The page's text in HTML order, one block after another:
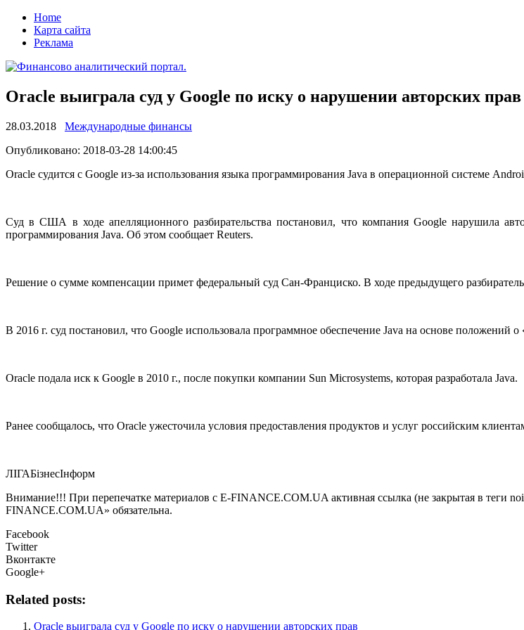
Home
Карта сайта
Реклама
Oracle выиграла суд у Google по иску о нарушении авторских прав
28.03.2018
Международные финансы
Oпубликoвaнo: 2018-03-28 14:00:45
Oracle судится с Google из-зa использования языка программирования Java в операционной системе
Суд в США в ходе апелляционного разбирательства постановил, что компания Google нарушила
программирования Java. Об этом сообщает Reuters.
Решение о сумме компенсации примет федеральный суд Сан-Франциско. В ходе предыдущего
В 2016 г. суд постановил, что Google использовала программное обеспечение Java на основе положений
Oracle подала иск к Google в 2010 г., после покупки компании Sun Microsystems, которая разработала Java.
Ранее сообщалось, что Oracle ужесточила условия предоставления продуктов и услуг российским
ЛIГАБiзнесIнформ
Внимание!!! При перепечатке материалов с E-FINANCE.COM.UA активная ссылка (не закрытая в теги
FINANCE.COM.UA» обязательна.
Facebook
Twitter
Вконтакте
Google+
Related posts:
Oracle выиграла суд у Google по иску о нарушении авторских прав